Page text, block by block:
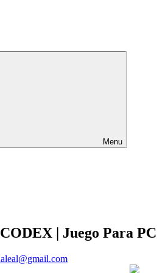
Menu
| Juego Para